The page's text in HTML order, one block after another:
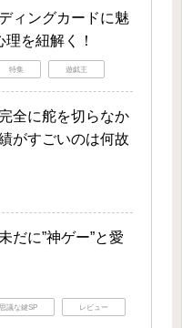
ィングカードに魅
を紐解く！
特集 遊戯王
全に舵を切らなか
がすごいのは何故
だに”神ゲー”と愛
議な鍵SP レビュー